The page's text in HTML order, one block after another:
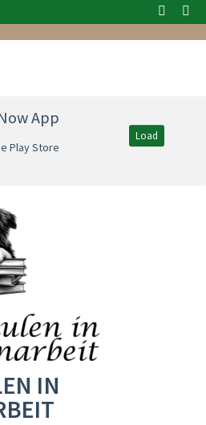
App
Play Store
Load
IN